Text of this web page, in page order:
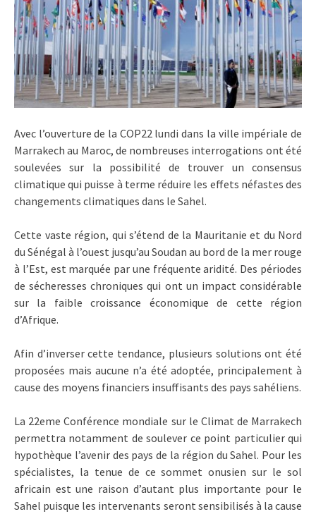
Avec l’ouverture de la COP22 lundi dans la ville impériale de
Marrakech au Maroc, de nombreuses interrogations ont été
soulevées sur la possibilité de trouver un consensus
climatique qui puisse à terme réduire les effets néfastes des
changements climatiques dans le Sahel.
Cette vaste région, qui s’étend de la Mauritanie et du Nord
du Sénégal à l’ouest jusqu’au Soudan au bord de la mer rouge
à l’Est, est marquée par une fréquente aridité. Des périodes
de sécheresses chroniques qui ont un impact considérable
sur la faible croissance économique de cette région
d’Afrique.
Afin d’inverser cette tendance, plusieurs solutions ont été
proposées mais aucune n’a été adoptée, principalement à
cause des moyens financiers insuffisants des pays sahéliens.
La 22eme Conférence mondiale sur le Climat de Marrakech
permettra notamment de soulever ce point particulier qui
hypothèque l’avenir des pays de la région du Sahel. Pour les
spécialistes, la tenue de ce sommet onusien sur le sol
africain est une raison d’autant plus importante pour le
Sahel puisque les intervenants seront sensibilisés à la cause